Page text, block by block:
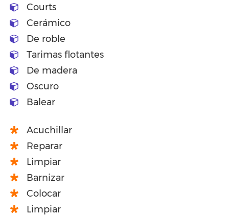
Courts
Cerámico
De roble
Tarimas flotantes
De madera
Oscuro
Balear
Acuchillar
Reparar
Limpiar
Barnizar
Colocar
Limpiar